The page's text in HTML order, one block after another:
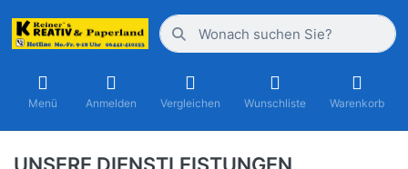
Menü Anmelden Vergleichen Wunschliste Warenkorb